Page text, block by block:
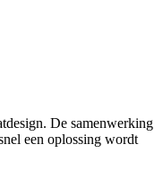
De samenwerking
een oplossing wordt